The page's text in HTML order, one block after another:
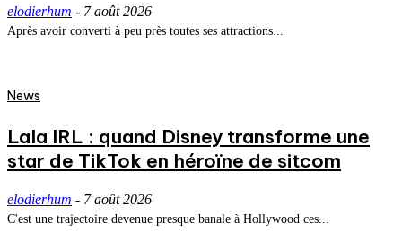
elodierhum - 7 août 2026
Après avoir converti à peu près toutes ses attractions...
News
Lala IRL : quand Disney transforme une
star de TikTok en héroïne de sitcom
elodierhum - 7 août 2026
C'est une trajectoire devenue presque banale à Hollywood ces...